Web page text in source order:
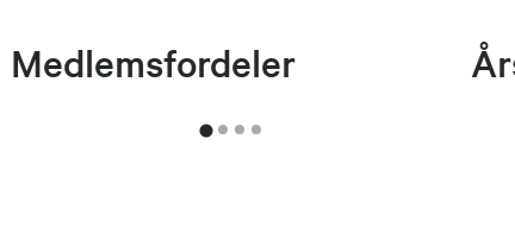
Medlemsfordeler